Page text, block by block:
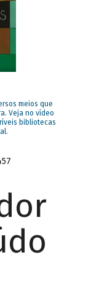
meios que
Veja no vídeo
bibliotecas